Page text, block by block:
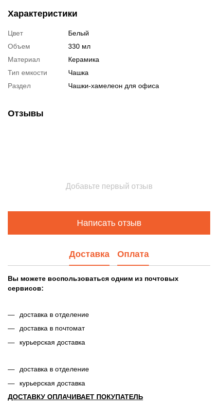
Характеристики
Цвет
Белый
Объем
330 мл
Материал
Керамика
Тип емкости
Чашка
Раздел
Чашки-хамелеон для офиса
Отзывы
Добавьте первый отзыв
Написать отзыв
Доставка Оплата
Вы можете воспользоваться одним из почтовых
сервисов:
доставка в отделение
доставка в почтомат
курьерская доставка
доставка в отделение
курьерская доставка
ДОСТАВКУ ОПЛАЧИВАЕТ ПОКУПАТЕЛЬ